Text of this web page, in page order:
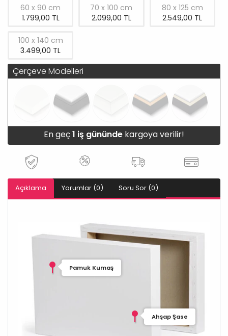
60 x 90 cm
1.799,00 TL
70 x 100 cm
2.099,00 TL
80 x 125 cm
2.549,00 TL
100 x 140 cm
3.499,00 TL
Çerçeve Modelleri
En geç1 iş gününde kargoya verilir!
Açıklama Yorumlar (0) Soru Sor (0)
Pamuk Kumaş
Ahşap Şase